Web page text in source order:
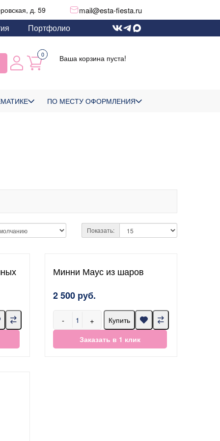
д. 59 mail@esta-fiesta.ru
Портфолио
0 Ваша корзина пуста!
ПО МЕСТУ ОФОРМЛЕНИЯ
Показать:
Минни Маус из шаров
2 500 руб.
- +
Купить
Заказать в 1 клик